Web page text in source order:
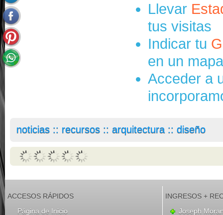
Llevar
tus visitas
Indicar tu
en un
Acceder a
noticias :: recursos :: arquitectura :: diseño
ACCESOS RÁPIDOS
Página de Inicio
INGRESOS +
Joseph